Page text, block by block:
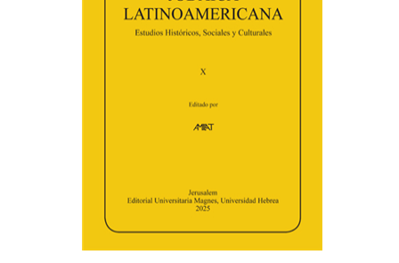
פלורינדה פ. גולדברג.
פולט
קרשונוביץ שוסטר
דבי רויטמן אפרים זדוף
$53
$48